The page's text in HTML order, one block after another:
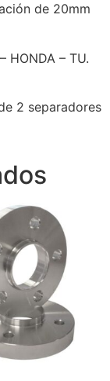
de 20mm
HONDA – TU.
2 separadores